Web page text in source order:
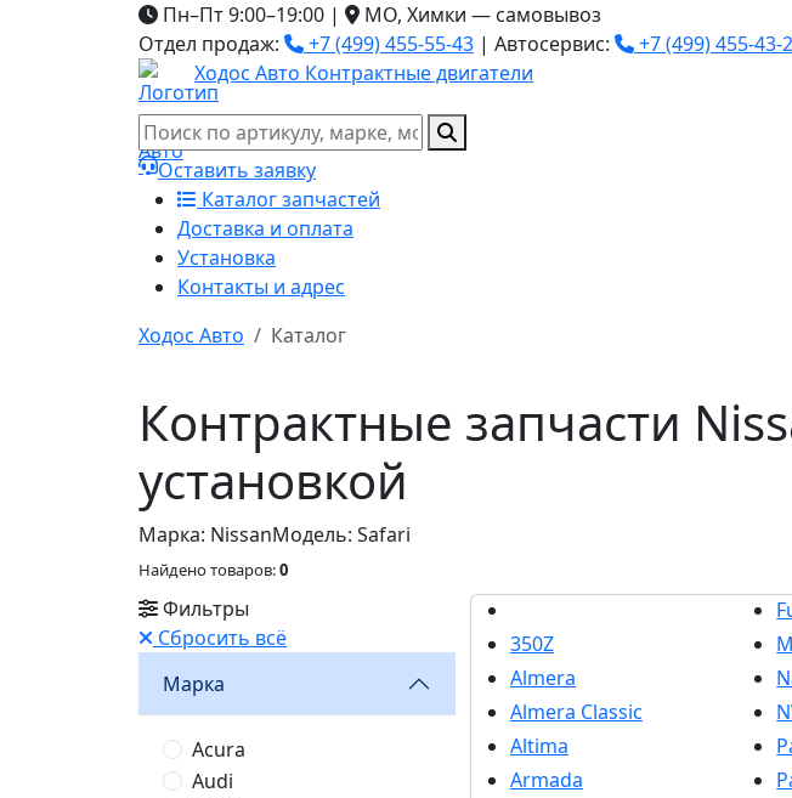
Пн–Пт 9:00–19:00 |
МО, Химки — самовывоз
Отдел продаж:
+7 (499) 455-55-43 | Автосервис: +7 (499) 455-43-
Ходос Авто Контрактные двигатели
Оставить заявку
Каталог запчастей
Доставка и оплата
Установка
Контакты и адрес
Ходос Авто
Каталог
Контрактные запчасти
установкой
Марка: NissanМодель: Safari
Найдено товаров:0
Фильтры
Сбросить всё
Марка
Acura
Audi
350Z
Almera
Almera Classic
Altima
Armada